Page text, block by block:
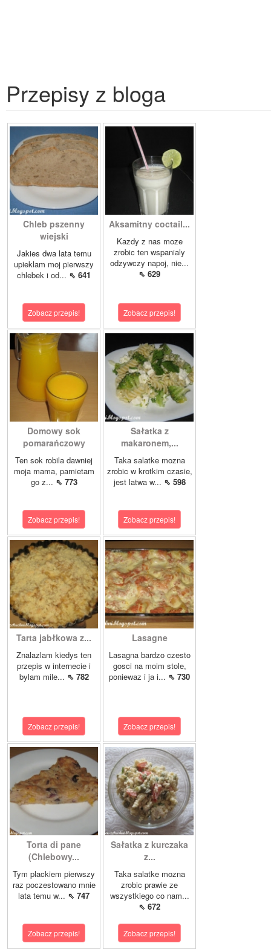
Przepisy z bloga
Chleb pszenny
wiejski
Jakies dwa lata temu
upieklam moj pierwszy
chlebek i od... ⇖ 641
Zobacz przepis!
Aksamitny coctail...
Kazdy z nas moze
zrobic ten wspanialy
odzywczy napoj, nie...
⇖ 629
Zobacz przepis!
Domowy sok
pomarańczowy
Ten sok robila dawniej
moja mama, pamietam
go z... ⇖ 773
Zobacz przepis!
Sałatka z
makaronem,...
Taka salatke mozna
zrobic w krotkim czasie,
jest latwa w... ⇖ 598
Zobacz przepis!
Tarta jabłkowa z...
Znalazlam kiedys ten
przepis w internecie i
bylam mile... ⇖ 782
Zobacz przepis!
Lasagne
Lasagna bardzo czesto
gosci na moim stole,
poniewaz i ja i... ⇖ 730
Zobacz przepis!
Torta di pane
(Chlebowy...
Tym plackiem pierwszy
raz poczestowano mnie
lata temu w... ⇖ 747
Zobacz przepis!
Sałatka z kurczaka
z...
Taka salatke mozna
zrobic prawie ze
wszystkiego co nam...
⇖ 672
Zobacz przepis!